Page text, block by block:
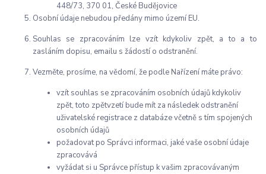
448/73, 370 01, České Budějovice
Osobní údaje nebudou předány mimo území EU.
Souhlas se zpracováním lze vzít kdykoliv zpět, a to a to
zasláním dopisu, emailu s žádostí o odstranění.
Vezměte, prosíme, na vědomí, že podle Nařízení máte právo:
vzít souhlas se zpracováním osobních údajů kdykoliv
zpět, toto zpětvzetí bude mít za následek odstranění
uživatelské registrace z databáze včetně s tím spojených
osobních údajů
požadovat po Správci informaci, jaké vaše osobní údaje
zpracovává
vyžádat si u Správce přístup k vašim zpracovávaným